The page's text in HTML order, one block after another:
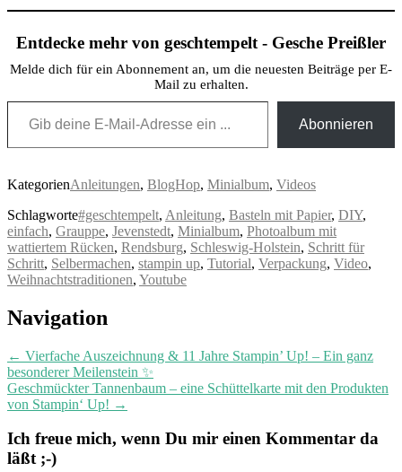
Entdecke mehr von geschtempelt - Gesche Preißler
Melde dich für ein Abonnement an, um die neuesten Beiträge per E-
Mail zu erhalten.
Gib deine E-Mail-Adresse ein ...
Abonnieren
KategorienAnleitungen, BlogHop, Minialbum, Videos
Schlagworte#geschtempelt, Anleitung, Basteln mit Papier, DIY,
einfach, Grauppe, Jevenstedt, Minialbum, Photoalbum mit
wattiertem Rücken, Rendsburg, Schleswig-Holstein, Schritt für
Schritt, Selbermachen, stampin up, Tutorial, Verpackung, Video,
Weihnachtstraditionen, Youtube
Post
Navigation
← Vierfache Auszeichnung & 11 Jahre Stampin’ Up! – Ein ganz
besonderer Meilenstein ✨
Geschmückter Tannenbaum – eine Schüttelkarte mit den Produkten
von Stampin‘ Up! →
Ich freue mich, wenn Du mir einen Kommentar da
läßt ;-)